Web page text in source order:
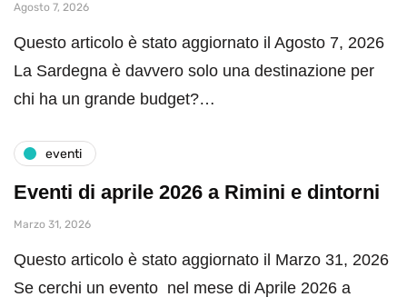
Agosto 7, 2026
Questo articolo è stato aggiornato il Agosto 7, 2026
La Sardegna è davvero solo una destinazione per
chi ha un grande budget?…
eventi
Eventi di aprile 2026 a Rimini e dintorni
Marzo 31, 2026
Questo articolo è stato aggiornato il Marzo 31, 2026
Se cerchi un evento nel mese di Aprile 2026 a